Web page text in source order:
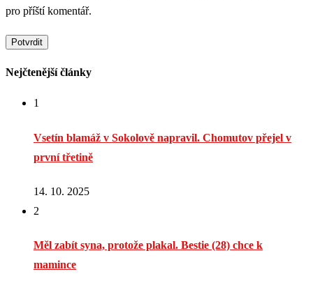
pro příští komentář.
Nejčtenější články
1
Vsetín blamáž v Sokolově napravil. Chomutov přejel v
první třetině
14. 10. 2025
2
Měl zabít syna, protože plakal. Bestie (28) chce k
mamince